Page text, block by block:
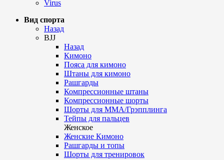
Virus
Вид спорта
Назад
BJJ
Назад
Кимоно
Пояса для кимоно
Штаны для кимоно
Рашгарды
Компрессионные штаны
Компрессионные шорты
Шорты для ММА/Грэпплинга
Тейпы для пальцев
Женское
Женские Кимоно
Рашгарды и топы
Шорты для тренировок